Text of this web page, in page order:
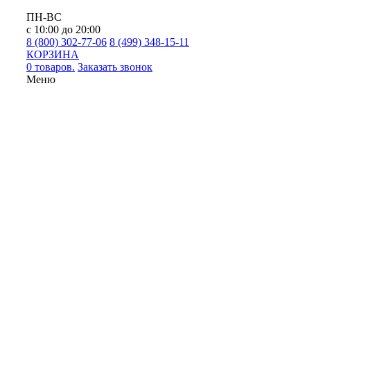
ПН-ВС
с 10:00 до 20:00
8 (800) 302-77-06 8 (499) 348-15-11
КОРЗИНА
0 товаров. Заказать звонок
Меню